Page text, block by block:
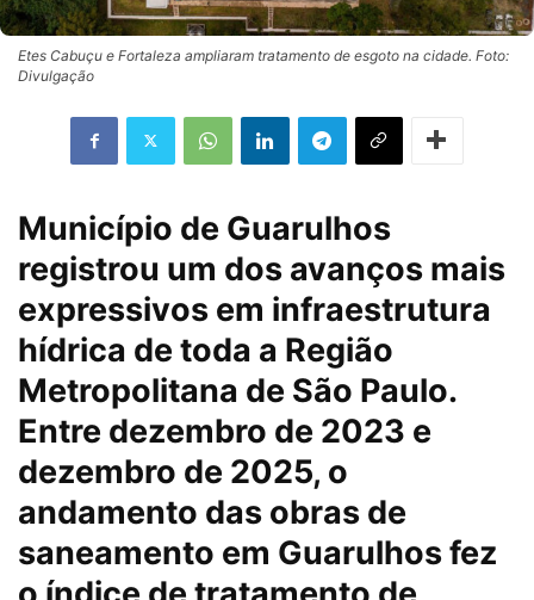
Etes Cabuçu e Fortaleza ampliaram tratamento de esgoto na cidade. Foto:
Divulgação
Município de Guarulhos
registrou um dos avanços mais
expressivos em infraestrutura
hídrica de toda a Região
Metropolitana de São Paulo.
Entre dezembro de 2023 e
dezembro de 2025, o
andamento das obras de
saneamento em Guarulhos fez